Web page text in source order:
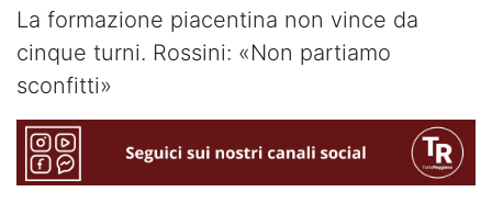
La formazione piacentina non vince da
cinque turni. Rossini: «Non partiamo
sconfitti»